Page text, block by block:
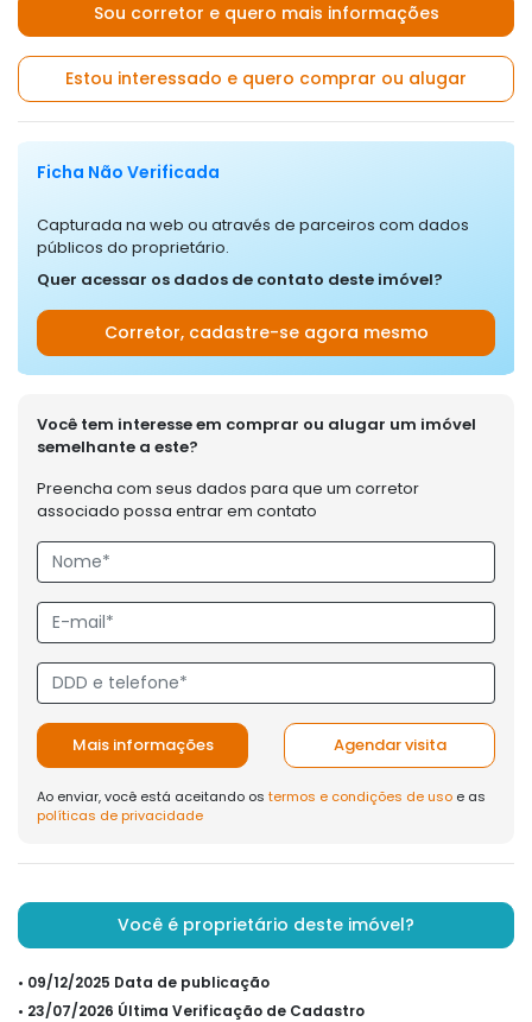
Sou corretor e quero mais informações
Estou interessado e quero comprar ou alugar
Ficha Não Verificada
Capturada na web ou através de parceiros com dados
públicos do proprietário.
Quer acessar os dados de contato deste imóvel?
Corretor, cadastre-se agora mesmo
Você tem interesse em comprar ou alugar um imóvel
semelhante a este?
Preencha com seus dados para que um corretor
associado possa entrar em contato
Mais informações Agendar visita
Ao enviar, você está aceitando os termos e condições de uso e as
políticas de privacidade
Você é proprietário deste imóvel?
• 09/12/2025 Data de publicação
• 23/07/2026 Última Verificação de Cadastro